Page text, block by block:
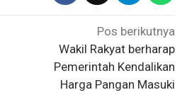
Pos berikutnya
Wakil Rakyat berharap
Pemerintah Kendalikan
Harga Pangan Masuki